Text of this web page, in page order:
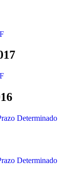
Determinado
Determinado